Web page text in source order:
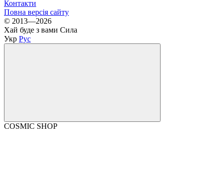
Контакти
Повна версія сайту
© 2013—2026
Хай буде з вами Сила
Укр Рус
COSMIC SHOP